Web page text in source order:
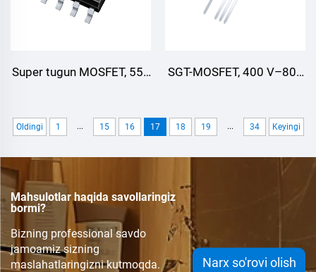
Super tugun MOSFET, 550
SGT-MOSFET, 400 V–800
Oldingi 1 ... 15 16 17 18 19 ... 34 Keyingi
Mahsulotlar haqida savollaringiz
bormi?
Bizning professional savdo
jamoamiz sizning
maslahatlaringizni kutmoqda.
Narx so'rovi olish